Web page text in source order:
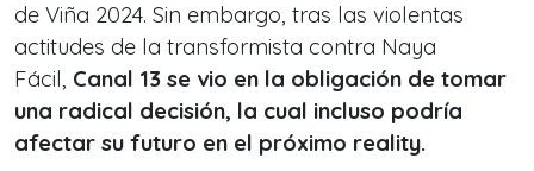
de Viña 2024. Sin embargo, tras las violentas
actitudes de la transformista contra Naya
Fácil, Canal 13 se vio en la obligación de tomar
una radical decisión, la cual incluso podría
afectar su futuro en el próximo reality.